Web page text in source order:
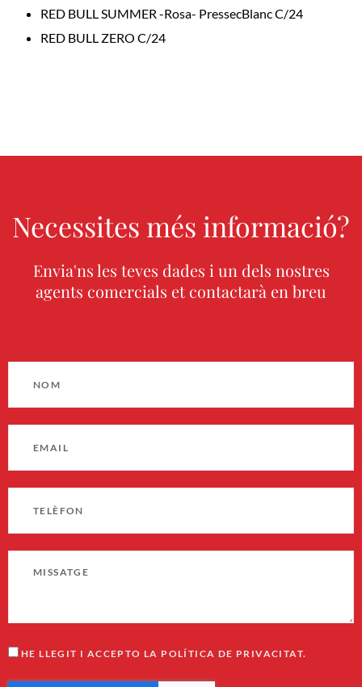
RED BULL SUMMER -Rosa- PressecBlanc C/24
RED BULL ZERO C/24
Necessites més informació?
Envia'ns les teves dades i un dels nostres
agents comercials et contactarà en breu
HE LLEGIT I ACCEPTO LA POLÍTICA DE PRIVACITAT.